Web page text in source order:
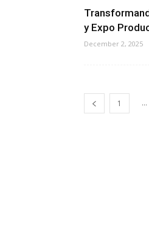
y Expo
December 2, 2025
1 ...